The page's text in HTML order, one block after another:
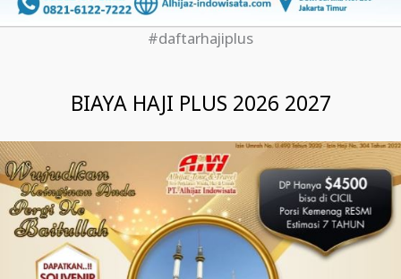
#daftarhajiplus
BIAYA HAJI PLUS 2026 2027